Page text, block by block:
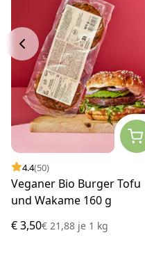
4.4(50)
Veganer Bio Burger Tofu
und Wakame 160 g
€ 3,50€ 21,88 je 1 kg